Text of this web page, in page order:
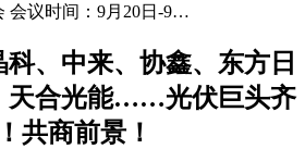
会议时间：9月20日-9…
、中来、协鑫、东方日
天合光能……光伏巨头齐
共商前景！